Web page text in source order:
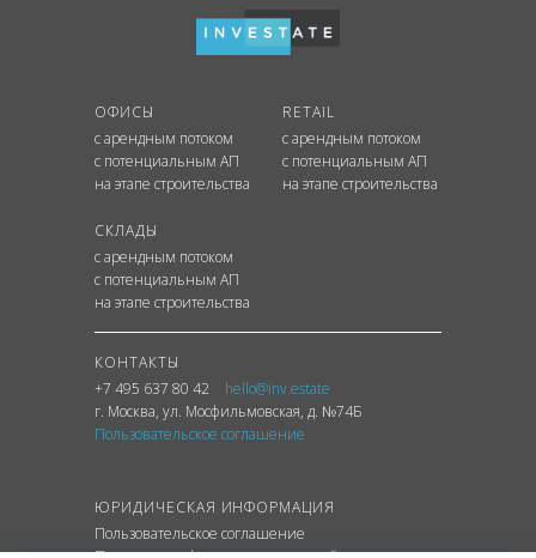
ОФИСЫ
с арендным потоком
с потенциальным АП
на этапе строительства
RETAIL
с арендным потоком
с потенциальным АП
на этапе строительства
СКЛАДЫ
с арендным потоком
с потенциальным АП
на этапе строительства
КОНТАКТЫ
+7 495 637 80 42
hello@inv.estate
г. Москва, ул. Мосфильмовская, д. №74Б
Пользовательское соглашение
ЮРИДИЧЕСКАЯ ИНФОРМАЦИЯ
Пользовательское соглашение